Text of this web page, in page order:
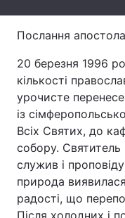
Послання
20 березня 1996
кількості
урочисте
із
Всіх Святих, до
собору. Святитель
служив і
природа
радості, що
Після холодних і